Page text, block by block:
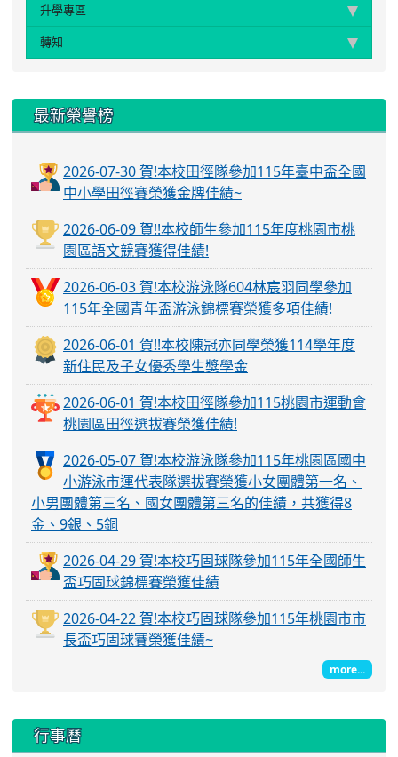
升學專區
轉知
最新榮譽榜
2026-07-30 賀!本校田徑隊參加115年臺中盃全國
中小學田徑賽榮獲金牌佳績~
2026-06-09 賀!!本校師生參加115年度桃園市桃
園區語文競賽獲得佳績!
2026-06-03 賀!本校游泳隊604林宸羽同學參加
115年全國青年盃游泳錦標賽榮獲多項佳績!
2026-06-01 賀!!本校陳冠亦同學榮獲114學年度
新住民及子女優秀學生獎學金
2026-06-01 賀!本校田徑隊參加115桃園市運動會
桃園區田徑選拔賽榮獲佳績!
2026-05-07 賀!本校游泳隊參加115年桃園區國中
小游泳市運代表隊選拔賽榮獲小女團體第一名、
小男團體第三名、國女團體第三名的佳績，共獲得8
金、9銀、5銅
2026-04-29 賀!本校巧固球隊參加115年全國師生
盃巧固球錦標賽榮獲佳績
2026-04-22 賀!本校巧固球隊參加115年桃園市市
長盃巧固球賽榮獲佳績~
more...
行事曆